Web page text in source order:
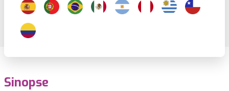
Sinopse